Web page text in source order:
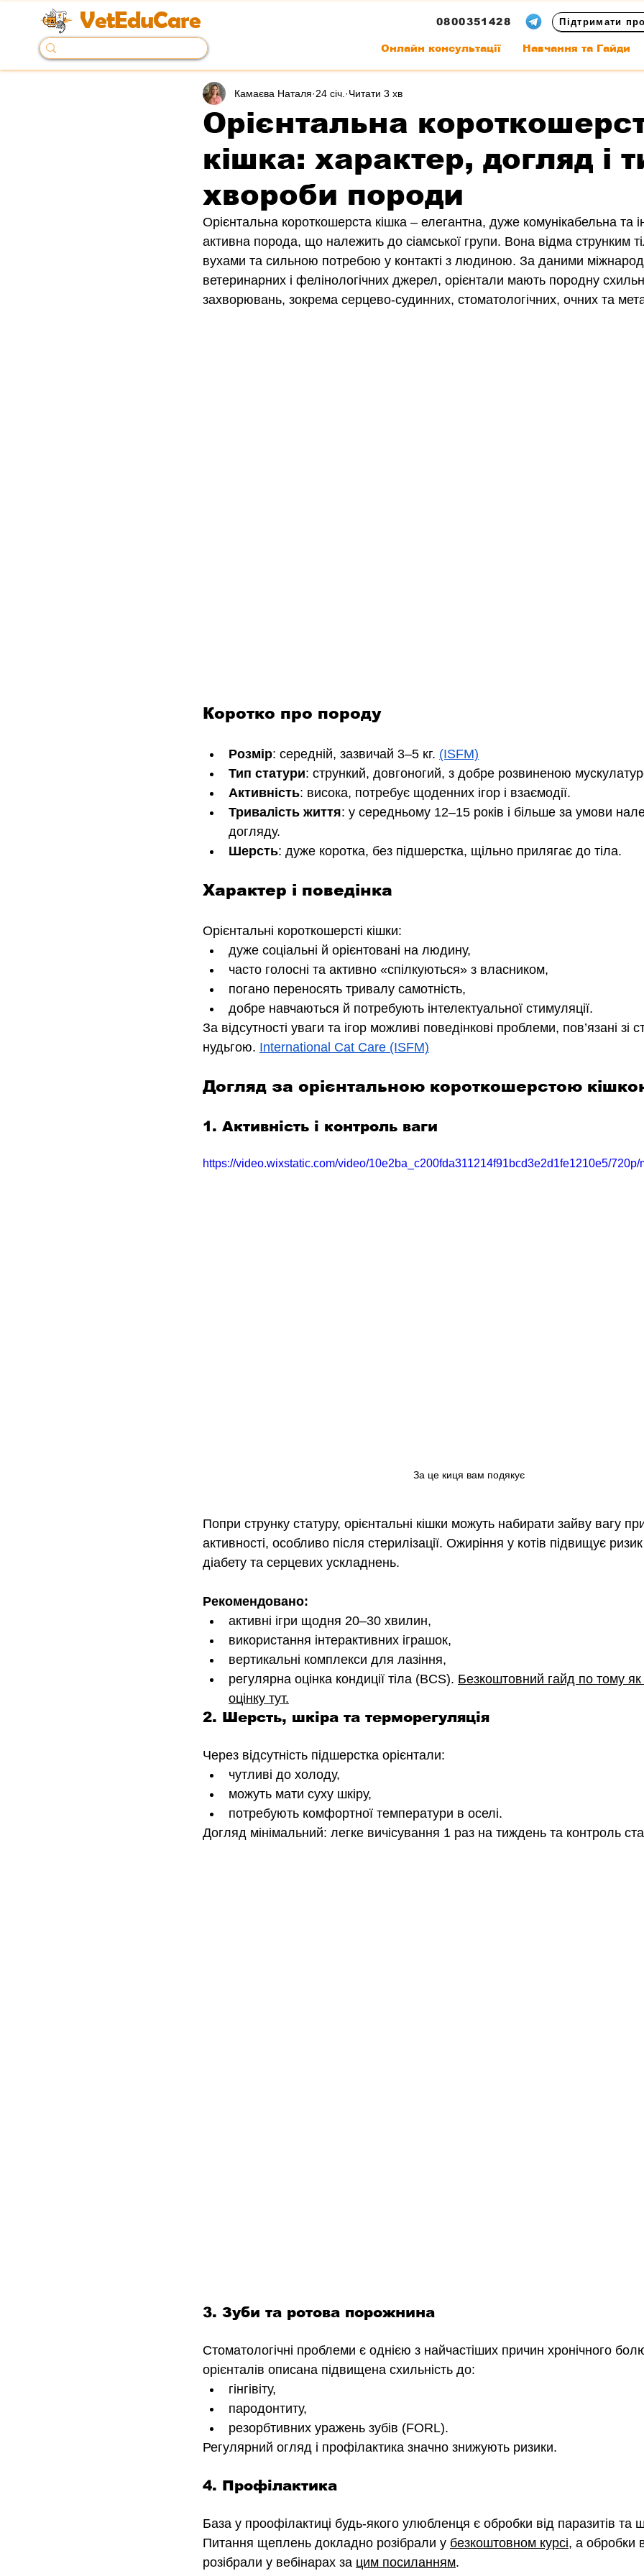
VetEduCare 0800351428 Підтримати
Онлайн консультації Навчання та Гайди
Орієнтальна
кішка: характер, догляд і
хвороби породи
Камаєва Наталя 24 січ. Читати 3 хв
Орієнтальна короткошерста кішка – елегантна, дуже комунікабельна та
активна порода, що належить до сіамської групи. Вона відма струнким
вухами та сильною потребою у контакті з людиною. За даними
ветеринарних і фелінологічних джерел, орієнтали мають породну
захворювань, зокрема серцево-судинних, стоматологічних, очних та
Коротко про породу
Розмір: середній, зазвичай 3–5 кг. (ISFM)
Тип статури: стрункий, довгоногий, з добре розвиненою
Активність: висока, потребує щоденних ігор і взаємодії.
Тривалість життя: у середньому 12–15 років і більше за умови
догляду.
Шерсть: дуже коротка, без підшерстка, щільно прилягає до тіла.
Характер і поведінка
Орієнтальні короткошерсті кішки:
дуже соціальні й орієнтовані на людину,
часто голосні та активно «спілкуються» з власником,
погано переносять тривалу самотність,
добре навчаються й потребують інтелектуальної стимуляції.
За відсутності уваги та ігор можливі поведінкові проблеми, пов’язані зі
нудьгою. International Cat Care (ISFM)
Догляд за орієнтальною короткошерстою
1. Активність і контроль ваги
https://video.wixstatic.com/video/10e2ba_c200fda311214f91bcd3e2d1fe1210e5/720p/
За це киця вам подякує
Попри струнку статуру, орієнтальні кішки можуть набирати зайву вагу
активності, особливо після стерилізації. Ожиріння у котів підвищує
діабету та серцевих ускладнень.
Рекомендовано:
активні ігри щодня 20–30 хвилин,
використання інтерактивних іграшок,
вертикальні комплекси для лазіння,
регулярна оцінка кондиції тіла (BCS). Безкоштовний гайд по тому як
оцінку тут.
2. Шерсть, шкіра та терморегуляція
Через відсутність підшерстка орієнтали:
чутливі до холоду,
можуть мати суху шкіру,
потребують комфортної температури в оселі.
Догляд мінімальний: легке вичісування 1 раз на тиждень та контроль
3. Зуби та ротова порожнина
Стоматологічні проблеми є однією з найчастіших причин хронічного
орієнталів описана підвищена схильність до:
гінгівіту,
пародонтиту,
резорбтивних уражень зубів (FORL).
Регулярний огляд і профілактика значно знижують ризики.
4. Профілактика
База у проофілактиці будь-якого улюбленця є обробки від паразитів та
Питання щеплень докладно розібрали у безкоштовном курсі, а обробки
розібрали у вебінарах за цим посиланням.